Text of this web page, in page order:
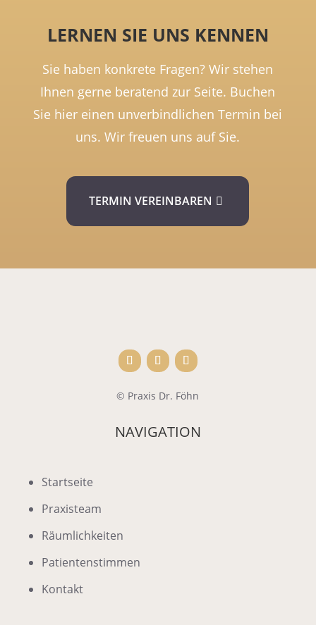
LERNEN SIE UNS KENNEN
Sie haben konkrete Fragen? Wir stehen
Ihnen gerne beratend zur Seite. Buchen
Sie hier einen unverbindlichen Termin bei
uns. Wir freuen uns auf Sie.
TERMIN VEREINBAREN
© Praxis Dr. Föhn
NAVIGATION
Startseite
Praxisteam
Räumlichkeiten
Patientenstimmen
Kontakt